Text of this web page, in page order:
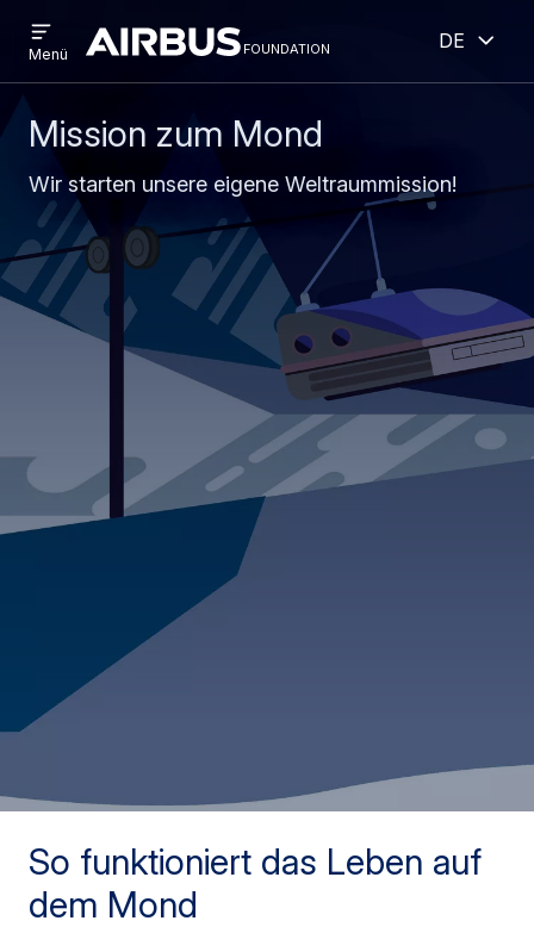
zum
Inhalt
to
search
Discovery
Space
foundation
menu
Menü
Deutsch
Mission zum Mond
Wir starten unsere eigene Weltraummission!
So funktioniert das Leben auf
dem Mond